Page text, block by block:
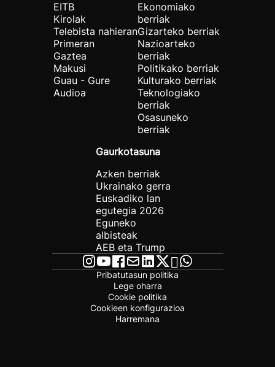
EITB
Kirolak
Telebista nahieran
Primeran
Gaztea
Makusi
Guau - Gure
Audioa
Ekonomiako
berriak
Gizarteko berriak
Nazioarteko
berriak
Politikako berriak
Kulturako berriak
Teknologiako
berriak
Osasuneko
berriak
Gaurkotasuna
Azken berriak
Ukrainako gerra
Euskadiko lan
egutegia 2026
Eguneko
albisteak
AEB eta Trump
Pribatutasun politika
Lege oharra
Cookie politika
Cookieen konfigurazioa
Harremana